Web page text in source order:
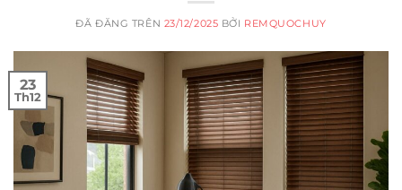
ĐÃ ĐĂNG TRÊN 23/12/2025 BỞI REMQUOCHUY
23
Th12